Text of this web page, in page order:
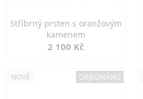
Stříbrný prsten s oranžovým
kamenem
2 100 Kč
NOVÉ OBJEDNÁNO